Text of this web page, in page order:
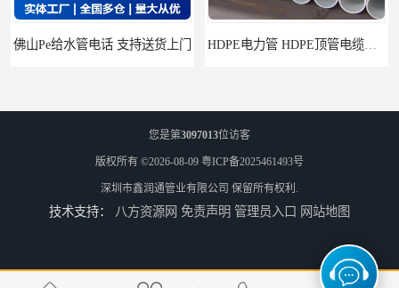
HDPE电力管 HDPE顶管电缆管保护套管
HDPE钢丝骨架管 HDPE给水管自来水管饮用水管 HDPE给水管
您是第3097013位访客
版权所有 ©2026-08-09 粤ICP备2025461493号
深圳市鑫润通管业有限公司 保留所有权利.
技术支持： 八方资源网 免责声明 管理员入口 网站地图